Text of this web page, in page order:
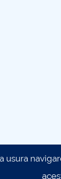
usura